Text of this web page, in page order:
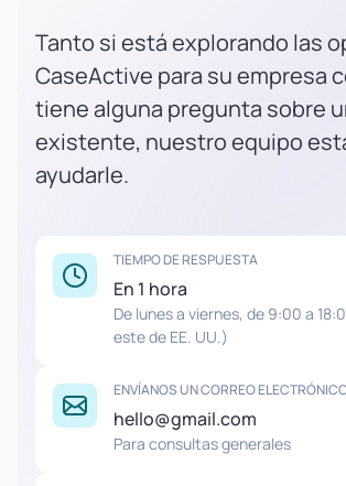
Tanto si está explorando las
CaseActive para su empresa
tiene alguna pregunta sobre
existente, nuestro equipo
ayudarle.
TIEMPO DE RESPUESTA
En 1 hora
De lunes a viernes, de 9:00 a
este de EE. UU.)
ENVÍANOS UN CORREO
hello@gmail.com
Para consultas generales